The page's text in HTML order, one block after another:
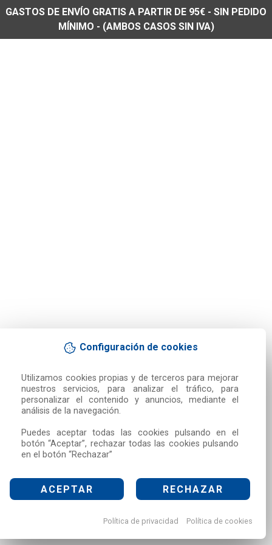
Configuración de cookies
Utilizamos cookies propias y de terceros para mejorar
nuestros servicios, para analizar el tráfico, para
personalizar el contenido y anuncios, mediante el
análisis de la navegación.
Puedes aceptar todas las cookies pulsando en el
botón “Aceptar”, rechazar todas las cookies pulsando
en el botón “Rechazar”
ACEPTAR RECHAZAR
Política de privacidad Política de cookies
GASTOS DE ENVÍO GRATIS A PARTIR DE 95€ - SIN PEDIDO
MÍNIMO - (AMBOS CASOS SIN IVA)